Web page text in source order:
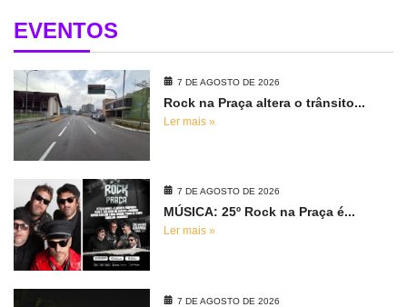
EVENTOS
7 DE AGOSTO DE 2026
Rock na Praça altera o trânsito...
Ler mais »
7 DE AGOSTO DE 2026
MÚSICA: 25º Rock na Praça é...
Ler mais »
7 DE AGOSTO DE 2026